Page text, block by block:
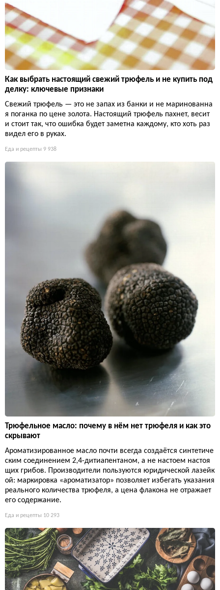
Как выбрать настоящий свежий трюфель и не купить под
делку: ключевые признаки
Свежий трюфель — это не запах из банки и не маринованна
я поганка по цене золота. Настоящий трюфель пахнет, весит
и стоит так, что ошибка будет заметна каждому, кто хоть раз
видел его в руках.
Еда и рецепты 9 938
Трюфельное масло: почему в нём нет трюфеля и как это
скрывают
Ароматизированное масло почти всегда создаётся синтетиче
ским соединением 2,4-дитиапентаном, а не настоем настоя
щих грибов. Производители пользуются юридической лазейк
ой: маркировка «ароматизатор» позволяет избегать указания
реального количества трюфеля, а цена флакона не отражает
его содержание.
Еда и рецепты 10 293